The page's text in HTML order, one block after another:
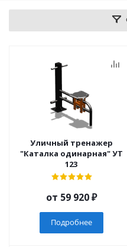
Уличный тренажер
"Каталка одинарная" УТ
123
от 59 920 ₽
Подробнее